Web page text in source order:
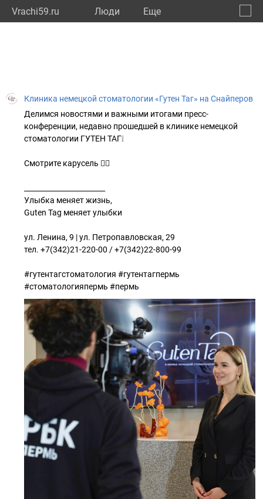
Vrachi59.ru Люди Eще
Клиника немецкой стоматологии «Гутен Таг» на Снайперов
Делимся новостями и важными итогами пресс-
конференции, недавно прошедшей в клинике немецкой
стоматологии ГУТЕН ТАГ❕
Смотрите карусель 👉🏼
Улыбка меняет жизнь,
Guten Tag меняет улыбки
ул. Ленина, 9 | ул. Петропавловская, 29
тел. +7(342)21-220-00 / +7(342)22-800-99
#гутентагстоматология #гутентагпермь
#стоматологияпермь #пермь